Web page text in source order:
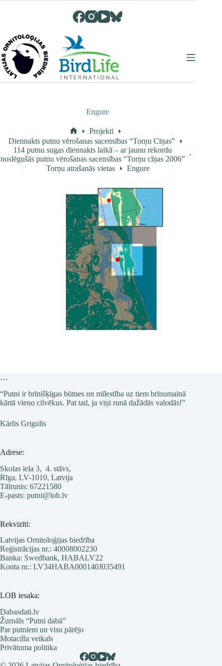
Engure
Home
Projekti
Diennakts putnu vērošanas sacensības “Torņu Cīņas”
114 putnu sugas diennakts laikā – ar jaunu rekordu
noslēgušās putnu vērošanas sacensības “Torņu cīņas 2006”
Torņu atrašanās vietas
Engure
…
“Putni ir brīnišķīgas būtnes un mīlestība uz tiem brīnumainā
kārtā vieno cilvēkus. Pat tad, ja viņi runā dažādās valodās!”
Kārlis Grigulis
Adrese:
Skolas iela 3, 4. stāvs,
Rīga, LV-1010, Latvija
Tālrunis: 67221580
E-pasts: putni@lob.lv
Rekvizīti:
Latvijas Ornitoloģijas biedrība
Reģistrācijas nr.: 40008002230
Banka: Swedbank, HABALV22
Konta nr.: LV34HABA000140J035491
LOB iesaka:
Dabasdati.lv
Žurnāls “Putni dabā”
Par putniem un visu pārējo
Motacilla veikals
Privātuma politika